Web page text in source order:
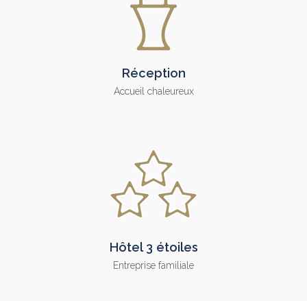
Réception
Accueil chaleureux
Hôtel 3 étoiles
Entreprise familiale